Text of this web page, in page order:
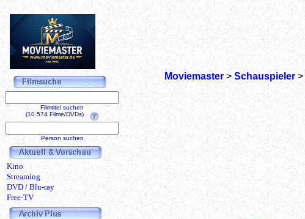
Moviemaster> Schauspieler>
Filmtitel suchen
(10.574 Filme/DVDs)
Person suchen
Kino
Streaming
DVD / Blu-ray
Free-TV